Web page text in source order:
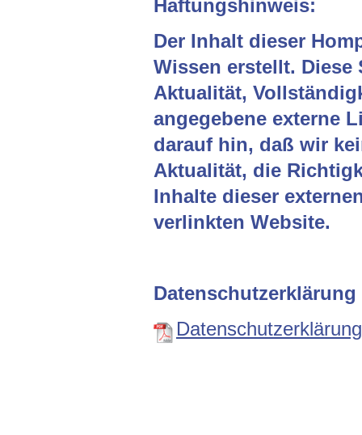
Haftungshinweis:
Der Inhalt dieser
Wissen erstellt.
Aktualität,
angegebene externe
darauf hin, daß wir
Aktualität, die
Inhalte dieser
verlinkten Website.
Datenschutzerklärung